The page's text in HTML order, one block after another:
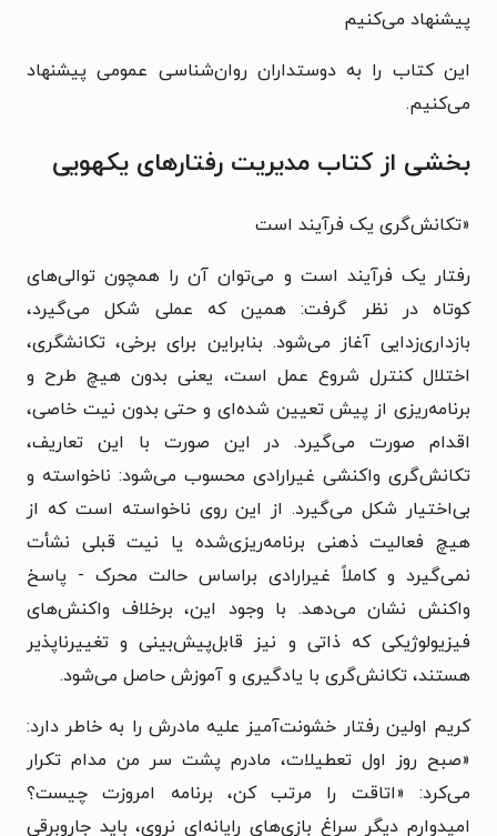
پیشنهاد می‌کنیم
این کتاب را به دوستداران روان‌شناسی عمومی پیشنهاد
می‌کنیم.
بخشی از کتاب مدیریت رفتارهای یکهویی
«تکانش‌گری یک فرآیند است
رفتار یک فرآیند است و می‌توان آن را همچون توالی‌های
کوتاه در نظر گرفت: همین که عملی شکل می‌گیرد،
بازداری‌زدایی آغاز می‌شود. بنابراین برای برخی، تکانشگری،
اختلال کنترل شروع عمل است، یعنی بدون هیچ طرح و
برنامه‌ریزی از پیش تعیین شده‌ای و حتی بدون نیت خاصی،
اقدام صورت می‌گیرد. در این صورت با این تعاریف،
تکانش‌گری واکنشی غیرارادی محسوب می‌شود: ناخواسته و
بی‌اختیار شکل می‌گیرد. از این روی ناخواسته است که از
هیچ فعالیت ذهنی برنامه‌ریزی‌شده یا نیت قبلی نشأت
نمی‌گیرد و کاملاً غیرارادی براساس حالت محرک - پاسخ
واکنش نشان می‌دهد. با وجود این، برخلاف واکنش‌های
فیزیولوژیکی که ذاتی و نیز قابل‌پیش‌بینی و تغییرناپذیر
هستند، تکانش‌گری با یادگیری و آموزش حاصل می‌شود. ‌
کریم اولین رفتار خشونت‌آمیز علیه مادرش را به خاطر دارد:
«صبح روز اول تعطیلات، مادرم پشت سر من مدام تکرار
می‌کرد: «اتاقت را مرتب کن، برنامه امروزت چیست؟
امیدوارم دیگر سراغ بازی‌های رایانه‌ای نروی، باید جاروبرقی